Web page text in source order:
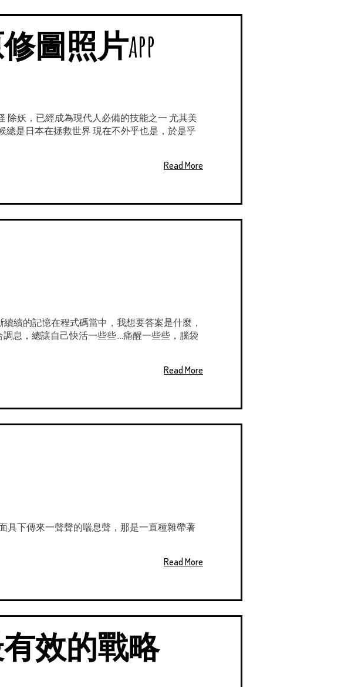
圖照片app
除妖，已經成為現代人必備的技能之一 尤其美
總是日本在拯救世界 現在不外乎也是，於是乎
Read More
續續的記憶在程式碼當中，我想要答案是什麼，
息，總讓自己快活一些些....痛醒一些些，腦袋
Read More
具下傳來一聲聲的喘息聲，那是一直種雜帶著
Read More
效的戰略